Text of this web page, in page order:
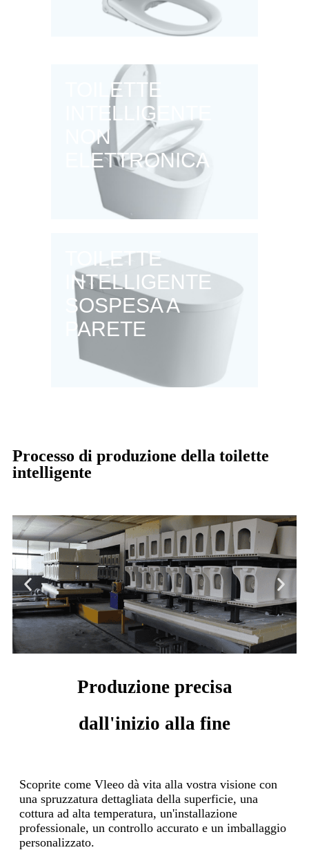
TOILETTE
INTELLIGENTE
NON
ELETTRONICA
TOILETTE
INTELLIGENTE
SOSPESA A
PARETE
Processo di produzione della toilette
intelligente
Produzione precisa
dall'inizio alla fine
Scoprite come Vleeo dà vita alla vostra visione con
una spruzzatura dettagliata della superficie, una
cottura ad alta temperatura, un'installazione
professionale, un controllo accurato e un imballaggio
personalizzato.